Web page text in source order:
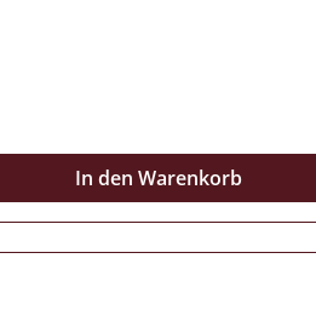
In den Warenkorb